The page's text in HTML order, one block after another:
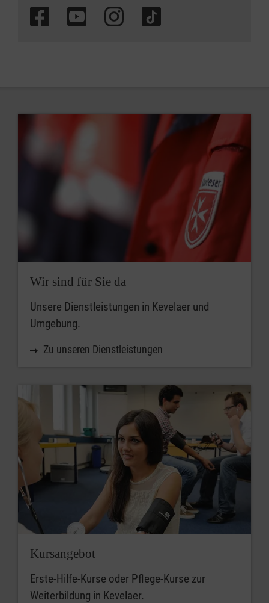
Wir sind für Sie da
Unsere Dienstleistungen in Kevelaer und
Umgebung.
Zu unseren Dienstleistungen
Kursangebot
Erste-Hilfe-Kurse oder Pflege-Kurse zur
Weiterbildung in Kevelaer.